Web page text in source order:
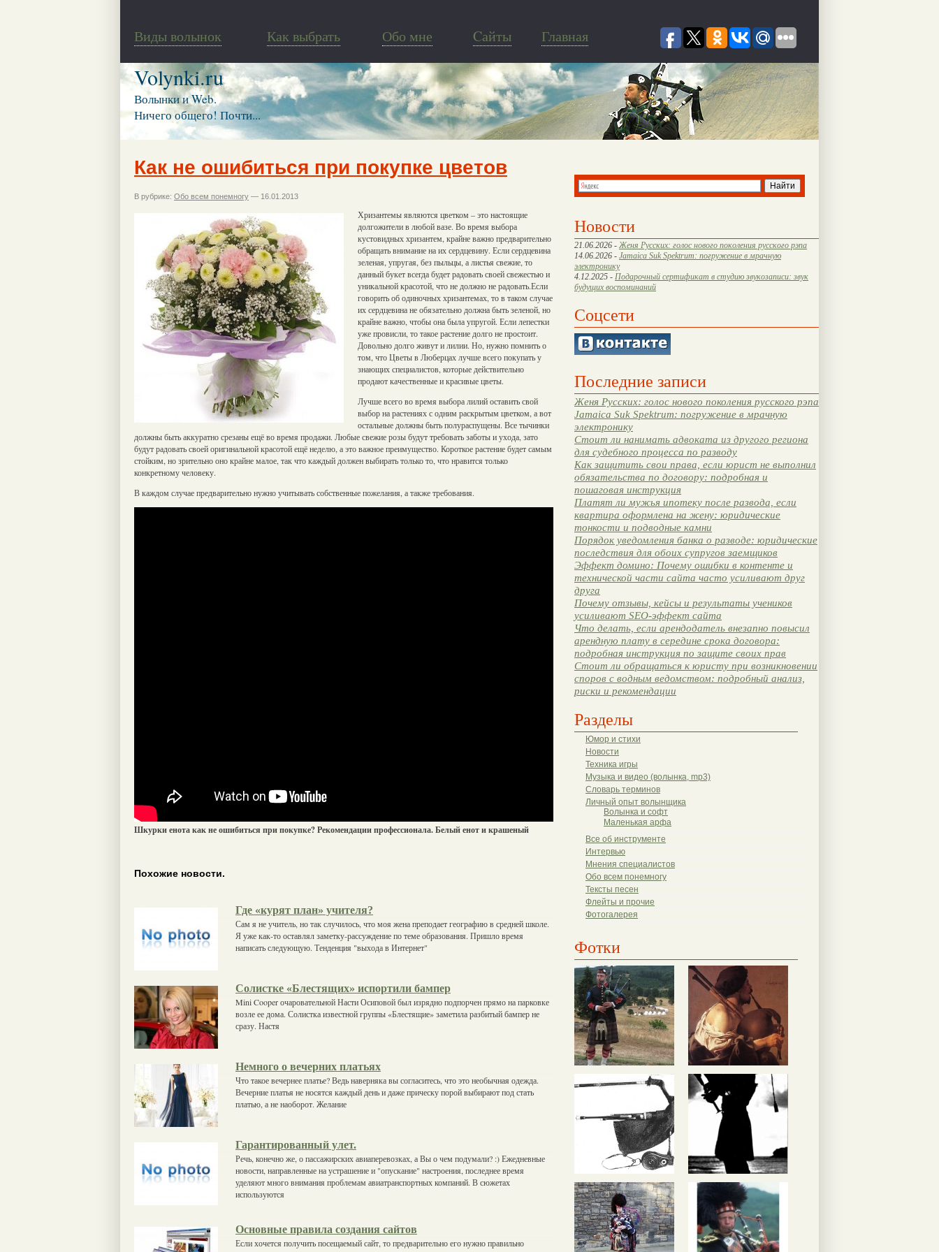
Виды волынок Как выбрать Обо мне Cайты Главная
Volynki.ru
Волынки и Web.
Ничего общего! Почти...
Новости
21.06.2026 - Женя Русских: голос нового поколения русского рэпа
14.06.2026 - Jamaica Suk Spektrum: погружение в мрачную
электронику
4.12.2025 - Подарочный сертификат в студию звукозаписи: звук
будущих воспоминаний
Соцсети
Последние записи
Женя Русских: голос нового поколения русского рэпа
Jamaica Suk Spektrum: погружение в мрачную
электронику
Стоит ли нанимать адвоката из другого региона
для судебного процесса по разводу
Как защитить свои права, если юрист не выполнил
обязательства по договору: подробная и
пошаговая инструкция
Платят ли мужья ипотеку после развода, если
квартира оформлена на жену: юридические
тонкости и подводные камни
Порядок уведомления банка о разводе: юридические
последствия для обоих супругов заемщиков
Эффект домино: Почему ошибки в контенте и
технической части сайта часто усиливают друг
друга
Почему отзывы, кейсы и результаты учеников
усиливают SEO-эффект сайта
Что делать, если арендодатель внезапно повысил
арендную плату в середине срока договора:
подробная инструкция по защите своих прав
Стоит ли обращаться к юристу при возникновении
споров с водным ведомством: подробный анализ,
риски и рекомендации
Разделы
Юмор и стихи
Новости
Техника игры
Музыка и видео (волынка, mp3)
Словарь терминов
Личный опыт волынщика
Волынка и софт
Маленькая арфа
Все об инструменте
Интервью
Мнения специалистов
Обо всем понемногу
Тексты песен
Флейты и прочие
Фотогалерея
Фотки
Как не ошибиться при покупке цветов
В рубрике: Обо всем понемногу — 16.01.2013
Хризантемы являются цветком – это настоящие
долгожители в любой вазе. Во время выбора
кустовидных хризантем, крайне важно предварительно
обращать внимание на их сердцевину. Если сердцевина
зеленая, упругая, без пыльцы, а листья свежие, то
данный букет всегда будет радовать своей свежестью и
уникальной красотой, что не должно не радовать.Если
говорить об одиночных хризантемах, то в таком случае
их сердцевина не обязательно должна быть зеленой, но
крайне важно, чтобы она была упругой. Если лепестки
уже провисли, то такое растение долго не простоит.
Довольно долго живут и лилии. Но, нужно помнить о
том, что Цветы в Люберцах лучше всего покупать у
знающих специалистов, которые действительно
продают качественные и красивые цветы.
Лучше всего во время выбора лилий оставить свой
выбор на растениях с одним раскрытым цветком, а вот
остальные должны быть полураспущены. Все тычинки
должны быть аккуратно срезаны ещё во время продажи. Любые свежие розы будут требовать заботы и ухода, зато
будут радовать своей оригинальной красотой ещё неделю, а это важное преимущество. Короткое растение будет самым
стойким, но зрительно оно крайне малое, так что каждый должен выбирать только то, что нравится только
конкретному человеку.
В каждом случае предварительно нужно учитывать собственные пожелания, а также требования.
Шкурки енота как не ошибиться при покупке? Рекомендации профессионала. Белый енот и крашеный
Похожие новости.
Где «курят план» учителя?
Сам я не учитель, но так случилось, что моя жена преподает географию в средней школе.
Я уже как-то оставлял заметку-рассуждение по теме образования. Пришло время
написать следующую. Тенденция "выхода в Интернет"
Солистке «Блестящих» испортили бампер
Mini Cooper очаровательной Насти Осиповой был изрядно подпорчен прямо на парковке
возле ее дома. Солистка известной группы «Блестящие» заметила разбитый бампер не
сразу. Настя
Немного о вечерних платьях
Что такое вечернее платье? Ведь наверняка вы согласитесь, что это необычная одежда.
Вечерние платья не носятся каждый день и даже прическу порой выбирают под стать
платью, а не наоборот. Желание
Гарантированный улет.
Речь, конечно же, о пассажирских авиаперевозках, а Вы о чем подумали? :) Ежедневные
новости, направленные на устрашение и "опускание" настроения, последнее время
уделяют много внимания проблемам авиатранспортных компаний. В сюжетах
используются
Основные правила создания сайтов
Если хочется получить посещаемый сайт, то предварительно его нужно правильно